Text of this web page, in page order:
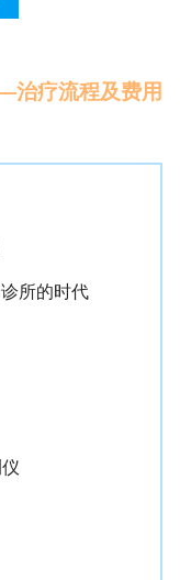
治疗流程及费用
所的时代